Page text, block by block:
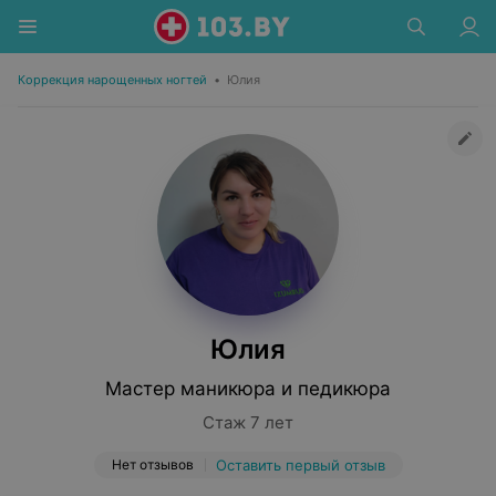
Коррекция нарощенных ногтей • Юлия
Юлия
Мастер маникюра и педикюра
Стаж 7 лет
Нет отзывов Оставить первый отзыв